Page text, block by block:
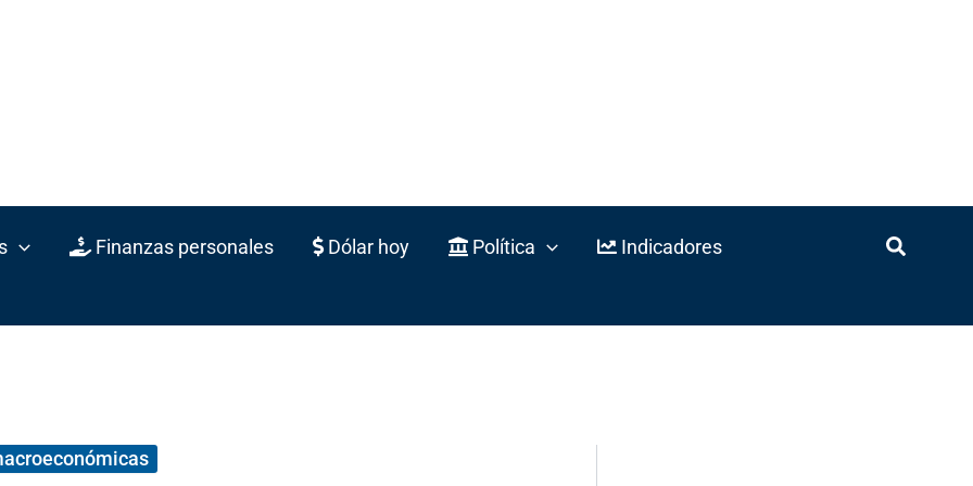
Finanzas personales Dólar hoy Política Indicadores